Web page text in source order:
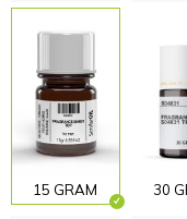
15 GRAM 30